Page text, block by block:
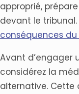
approprié,
devant le
conséquences
Avant d’engager
considérez la
alternative. Cette